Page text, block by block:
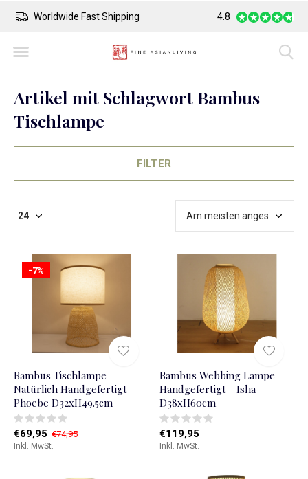
Safe Payment Largest Collection
4.8
Artikel mit Schlagwort Bambus
Tischlampe
FILTER
-7%
Bambus Tischlampe
Natürlich Handgefertigt -
Phoebe D32xH49.5cm
€69,95 €74,95
Inkl. MwSt.
Bambus Webbing Lampe
Handgefertigt - Isha
D38xH60cm
€119,95
Inkl. MwSt.